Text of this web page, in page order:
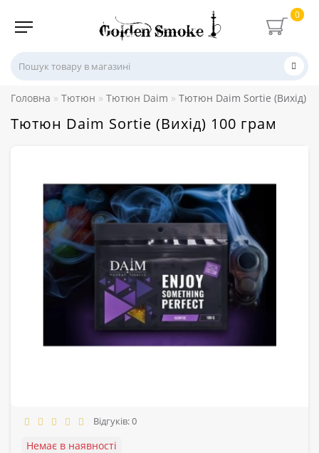
0
Головна Тютюн Тютюн Daim Тютюн Daim Sortie (Вихід)
Тютюн Daim Sortie (Вихід) 100 грам
Відгуків: 0
Немає в наявності